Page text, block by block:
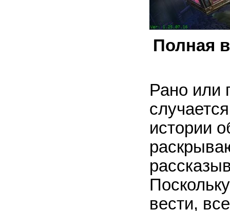
Полная
Рано или
истории
вести,